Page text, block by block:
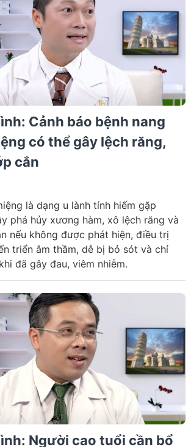
Cảnh báo bệnh nang
có thể gây lệch răng,
cắn
là dạng u lành tính hiếm gặp
phá hủy xương hàm, xô lệch răng và
nếu không được phát hiện, điều trị
triển âm thầm, dễ bị bỏ sót và chỉ
đã gây đau, viêm nhiễm.
Người cao tuổi cần bổ